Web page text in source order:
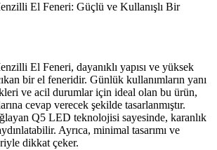
El Feneri: Güçlü ve Kullanışlı Bir
El Feneri, dayanıklı yapısı ve yüksek
bir el feneridir. Günlük kullanımların yanı
ve acil durumlar için ideal olan bu ürün,
cevap verecek şekilde tasarlanmıştır.
Q5 LED teknolojisi sayesinde, karanlık
Ayrıca, minimal tasarımı ve
dikkat çeker.